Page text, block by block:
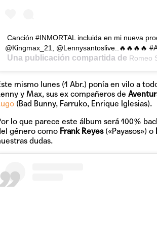
Canción #INMORTAL incluida en mi nueva
@Kingmax_21, @Lennysantoslive..🔥🔥🔥🔥
Una publicación compartida de Romeo
mismo lunes (1 Abr.) ponía en vilo a
y Max, sus ex compañeros de
(Bad Bunny, Farruko, Enrique Iglesias).
lo que parece este álbum será 100%
género como Frank Reyes(«Payasos») o
dudas.